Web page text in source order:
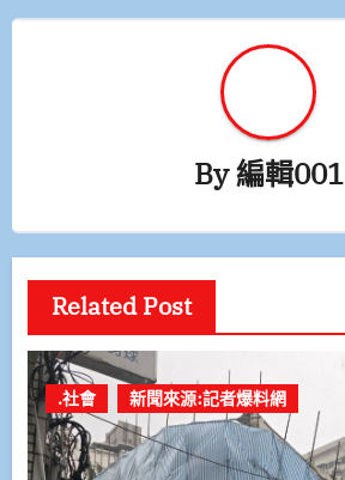
By編輯001
Related Post
.社會 新聞來源:記者爆料網